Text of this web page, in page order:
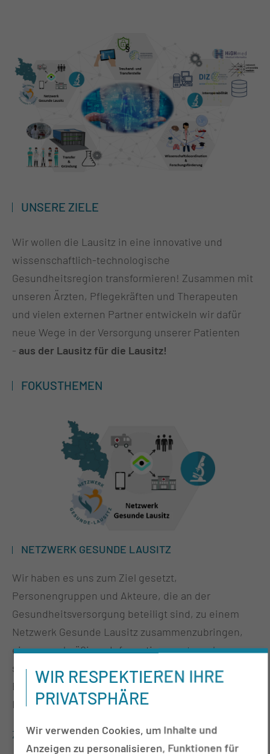
UNSERE ZIELE
Wir wollen die Lausitz in eine innovative und
wissenschaftlich-technologische
Gesundheitsregion transformieren! Zusammen mit
unseren Ärzten, Pflegekräften und Therapeuten
und vielen externen Partner entwickeln wir dafür
neue Wege in der Versorgung unserer Patienten
- aus der Lausitz für die Lausitz!
FOKUSTHEMEN
NETZWERK GESUNDE LAUSITZ
Wir haben es uns zum Ziel gesetzt,
Personengruppen und Akteure, die an der
Gesundheitsversorgung beteiligt sind, zu einem
Netzwerk Gesunde Lausitz zusammenzubringen,
einen regelmäßigen Informationsaustausch
sicherzustellen und aus der Region und deren
Bedürfnisse heraus gemeinsame Projekte und
Innovationen umzusetzen.
Zur Detailansicht
WIR RESPEKTIEREN IHRE
PRIVATSPHÄRE
Wir verwenden Cookies, um Inhalte und
Anzeigen zu personalisieren, Funktionen für